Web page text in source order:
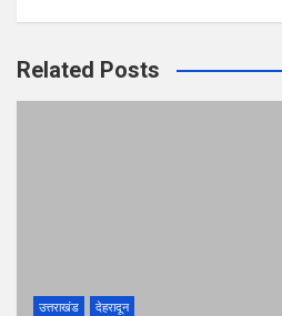
Related Posts
उत्तराखंड देहरादून